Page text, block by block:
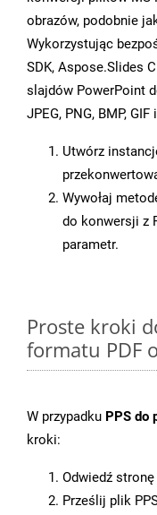
obrazów, podobnie
Wykorzystując
SDK, Aspose.Slides
slajdów PowerPoint
JPEG, PNG, BMP, GIF
Utwórz
Wywołaj
do konwersji z
parametr.
Proste kroki
formatu PDF
W przypadku PPS do
kroki:
Odwiedź
Prześlij plik